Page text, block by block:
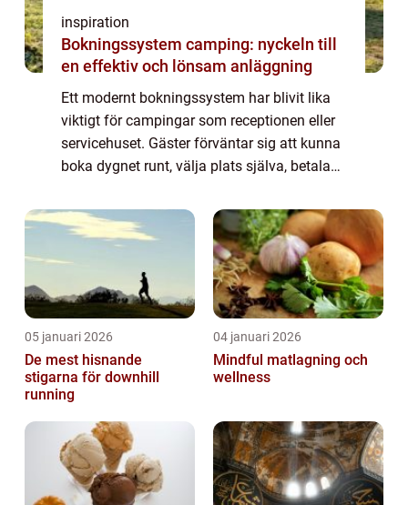
inspiration
Bokningssystem camping: nyckeln till
en effektiv och lönsam anläggning
Ett modernt bokningssystem har blivit lika
viktigt för campingar som receptionen eller
servicehuset. Gäster förväntar sig att kunna
boka dygnet runt, välja plats själva, betala
05 januari 2026
De mest hisnande
stigarna för downhill
running
04 januari 2026
Mindful matlagning och
wellness